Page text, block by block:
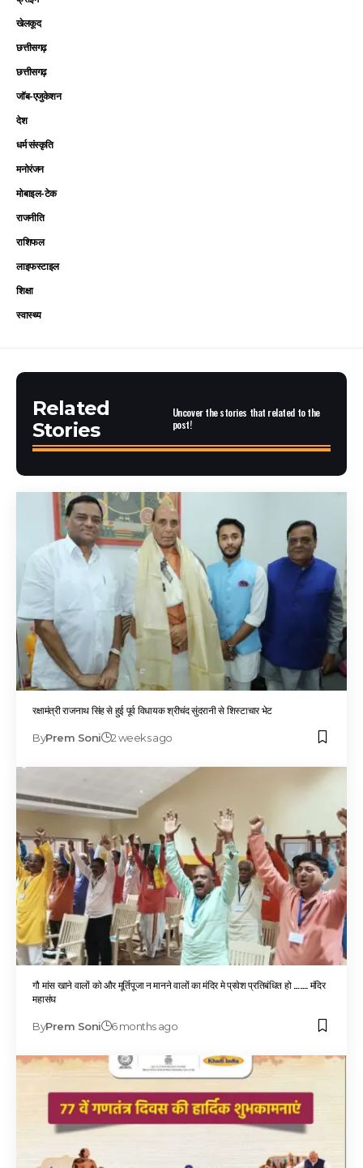
खेलकूद
छत्तीसगढ़
छत्तीसगढ़
जॉब-एजुकेशन
देश
धर्म संस्कृति
मनोरंजन
मोबाइल-टेक
राजनीति
राशिफल
लाइफस्टाइल
शिक्षा
स्वास्थ्य
Related
Stories
Uncover the stories that related to the
post!
रक्षामंत्री राजनाथ सिंह से हुई पूर्व विधायक श्रीचंद सुंदरानी से शिस्टाचार भेट
ByPrem Soni 2 weeks ago
गौ मांस खाने वालों को और मूर्तिपूजा न मानने वालों का मंदिर मे प्रवेश प्रतिबंधित हो ……. मंदिर
महासंघ
ByPrem Soni 6 months ago